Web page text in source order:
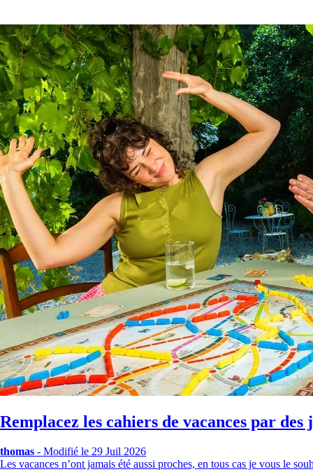
Remplacez les cahiers de vacances par des
thomas - Modifié le 29 Juil 2026
Les vacances n’ont jamais été aussi proches, en tous cas je vous le